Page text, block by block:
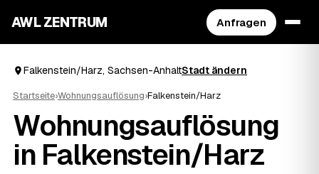
AWL ZENTRUM Anfragen
Falkenstein/Harz, Sachsen-AnhaltStadt ändern
Startseite›Wohnungsauflösung›Falkenstein/Harz
Wohnungsauflösung
in Falkenstein/Harz